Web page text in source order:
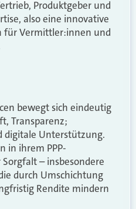
Produktgeber und
also eine innovative
für Vermittler:innen und
bewegt sich eindeutig
Transparenz;
digitale Unterstützung.
in ihrem PPP-
– insbesondere
durch Umschichtung
Rendite mindern